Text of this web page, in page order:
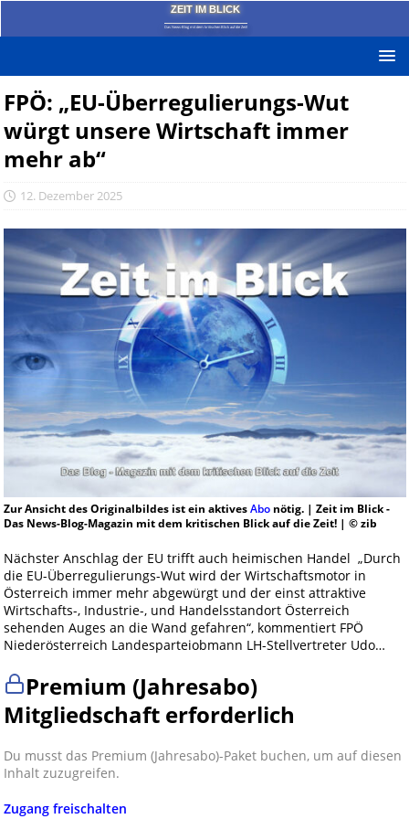
ZEIT IM BLICK
Das News-Blog mit dem kritischen Blick auf die Zeit!
FPÖ: „EU-Überregulierungs-Wut
würgt unsere Wirtschaft immer
mehr ab“
12. Dezember 2025
Zur Ansicht des Originalbildes ist ein aktivesAbonötig. | Zeit im Blick -
Das News-Blog-Magazin mit dem kritischen Blick auf die Zeit! | © zib
Nächster Anschlag der EU trifft auch heimischen Handel „Durch
die EU-Überregulierungs-Wut wird der Wirtschaftsmotor in
Österreich immer mehr abgewürgt und der einst attraktive
Wirtschafts-, Industrie-, und Handelsstandort Österreich
sehenden Auges an die Wand gefahren“, kommentiert FPÖ
Niederösterreich Landesparteiobmann LH-Stellvertreter Udo…
Premium (Jahresabo)
Mitgliedschaft erforderlich
Du musst das Premium (Jahresabo)-Paket buchen, um auf diesen
Inhalt zuzugreifen.
Zugang freischalten